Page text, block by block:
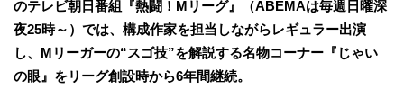
のテレビ朝日番組『熱闘！Mリーグ』（ABEMAは毎週日曜深
夜25時～）では、構成作家を担当しながらレギュラー出演
し、Mリーガーの“スゴ技”を解説する名物コーナー『じゃい
の眼』をリーグ創設時から6年間継続。